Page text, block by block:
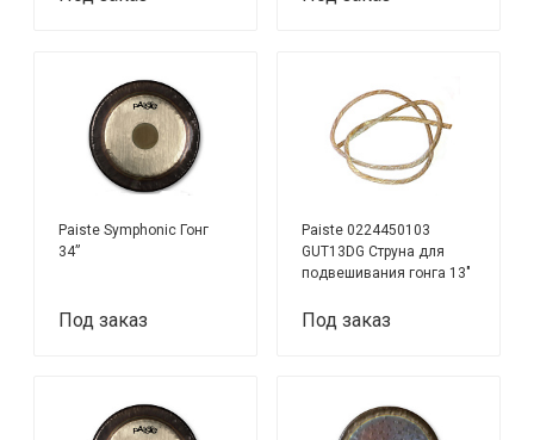
Paiste Symphonic Гонг
34”
Под заказ
Paiste 0224450103
GUT13DG Струна для
подвешивания гонга 13"
Под заказ